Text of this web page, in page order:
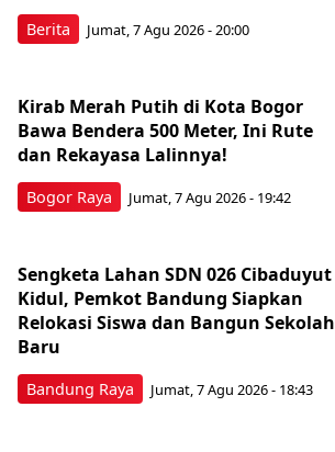
Berita Jumat, 7 Agu 2026 - 20:00
Bogor Raya
Kirab Merah Putih di Kota Bogor
Bawa Bendera 500 Meter, Ini Rute
dan Rekayasa Lalinnya!
Jumat, 7 Agu 2026 - 19:42
Bandung Raya
Sengketa Lahan SDN 026 Cibaduyut
Kidul, Pemkot Bandung Siapkan
Relokasi Siswa dan Bangun Sekolah
Baru
Jumat, 7 Agu 2026 - 18:43